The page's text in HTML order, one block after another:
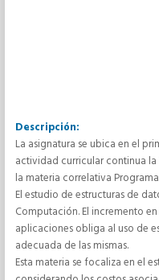
Descripción:
La asignatura se ubica en el
actividad curricular continua
la materia correlativa
El estudio de estructuras de
Computación. El incremento
aplicaciones obliga al uso de
adecuada de las mismas.
Esta materia se focaliza en el